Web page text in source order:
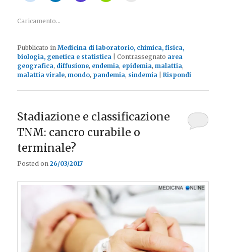
Caricamento...
Pubblicato in Medicina di laboratorio, chimica, fisica,
biologia, genetica e statistica
|Contrassegnato area
geografica, diffusione, endemia, epidemia,malattia,
malattia virale,mondo, pandemia, sindemia |Rispondi
Stadiazione e classificazione
TNM: cancro curabile o
terminale?
Posted on26/03/2017